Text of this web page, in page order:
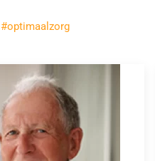
#optimaalzorg